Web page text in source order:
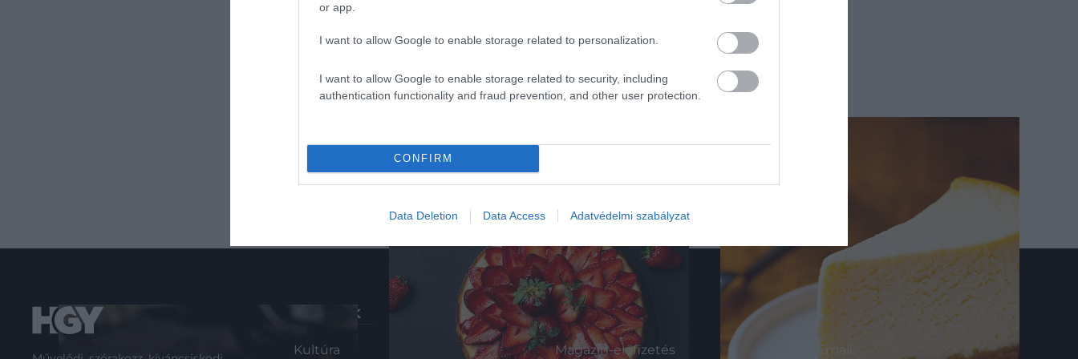
or app.
I want to allow Google to enable storage related to personalization.
I want to allow Google to enable storage related to security, including
authentication functionality and fraud prevention, and other user protection.
CONFIRM
Data Deletion Data Access Adatvédelmi szabályzat
ROVATOK
Kultúra
HG MEDIA
Magazin-előfizetés
KAPCSOLAT
Email: